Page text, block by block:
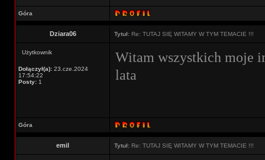
Góra
Dziara06 Tytuł: Re: TUTAJ SIĘ WITAMY W TYM TEMACIE !!!
Użytkownik
Dołączył(a): 23.cze.2024
17:54:22
Posty: 1
Witam wszystkich moje
lata
Góra
emil Tytuł: Re: TUTAJ SIĘ WITAMY W TYM TEMACIE !!!